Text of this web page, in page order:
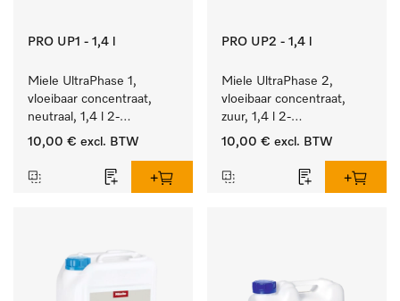
PRO UP1 - 1,4 l
Miele UltraPhase 1,
vloeibaar concentraat,
neutraal, 1,4 l 2-
componentenwasmiddel
wasgoed.
10,00 € excl. BTW
PRO UP2 - 1,4 l
Miele UltraPhase 2,
vloeibaar concentraat,
zuur, 1,4 l 2-
componentenwasmiddel
wasgoed.
10,00 € excl. BTW